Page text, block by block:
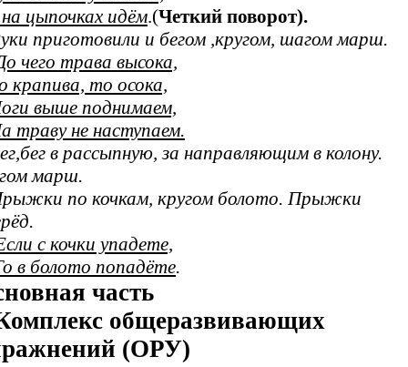
цыпочках идём.(Четкий поворот).
приготовили и бегом ,кругом, шагом марш.
чего трава высока,
то осока,
выше поднимаем,
не наступаем.
в рассыпную, за направляющим в колону.
марш.
по кочкам, кругом болото. Прыжки
с кочки упадете,
болото попадёте.
часть
общеразвивающих
(ОРУ)